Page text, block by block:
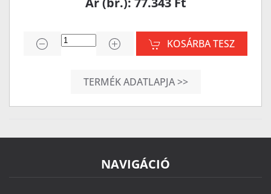
KOSÁRBA TESZ
TERMÉK ADATLAPJA >>
NAVIGÁCIÓ